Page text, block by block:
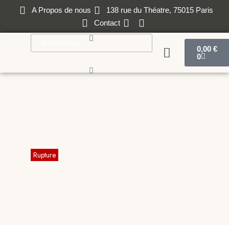
A Propos de nous
138 rue du Théatre, 75015 Paris
Contact
0,00 €
0